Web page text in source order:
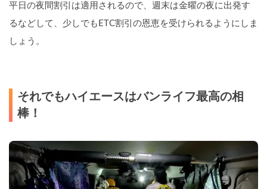
平日の夜間割引は適用されるので、週末は金曜の夜に出発す
るなどして、少しでもETC割引の恩恵を受けられるようにしま
しょう。
それでもハイエースはバンライフ最高の相
棒！